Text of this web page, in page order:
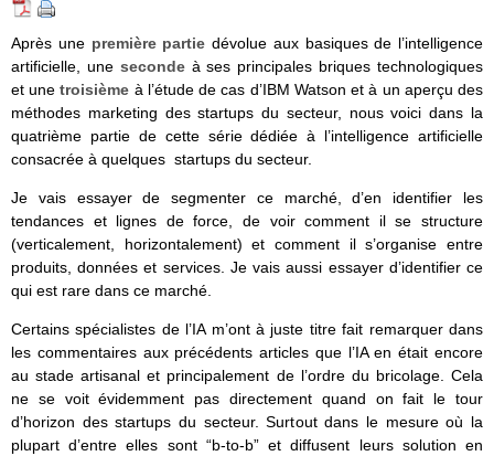
Après une première partie dévolue aux basiques de l’intelligence
artificielle, une secondeà ses principales briques technologiques
et unetroisième à l’étude de cas d’IBM Watson et à un aperçu des
méthodes marketing des startups du secteur, nous voici dans la
quatrième partie de cette série dédiée à l’intelligence artificielle
consacrée à quelques startups du secteur.
Je vais essayer de segmenter ce marché, d’en identifier les
tendances et lignes de force, de voir comment il se structure
(verticalement, horizontalement) et comment il s’organise entre
produits, données et services. Je vais aussi essayer d’identifier ce
qui est rare dans ce marché.
Certains spécialistes de l’IA m’ont à juste titre fait remarquer dans
les commentaires aux précédents articles que l’IA en était encore
au stade artisanal et principalement de l’ordre du bricolage. Cela
ne se voit évidemment pas directement quand on fait le tour
d’horizon des startups du secteur. Surtout dans le mesure où la
plupart d’entre elles sont “b-to-b” et diffusent leurs solution en